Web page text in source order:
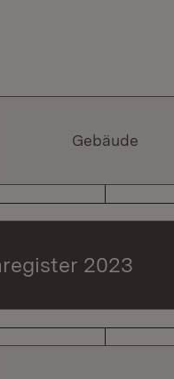
2023
Gebäude